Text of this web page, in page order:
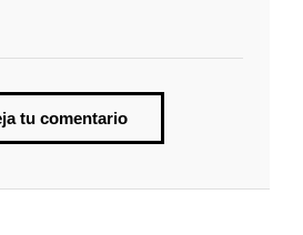
tu comentario